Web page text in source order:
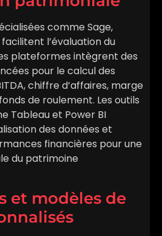
comme Sage,
l’évaluation du
plateformes intègrent des
pour le calcul des
chiffre d’affaires, marge
de roulement. Les outils
Tableau et Power BI
des données et
financières pour une
du patrimoine
et modèles de